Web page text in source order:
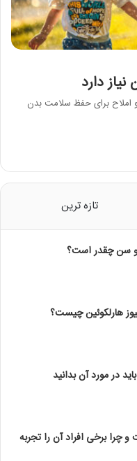
دارد
املاح برای حفظ سلامت بدن
تازه ترین
و سن چقدر است؟
هارلکوئین چیست؟
در مورد آن بدانید
برخی افراد آن را تجربه